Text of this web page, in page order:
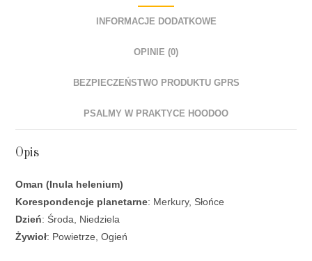
INFORMACJE DODATKOWE
OPINIE (0)
BEZPIECZEŃSTWO PRODUKTU GPRS
PSALMY W PRAKTYCE HOODOO
Opis
Oman (Inula helenium)
Korespondencje planetarne: Merkury, Słońce
Dzień: Środa, Niedziela
Żywioł: Powietrze, Ogień